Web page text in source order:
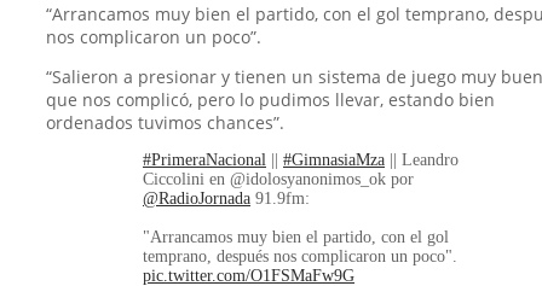
“Arrancamos muy bien el partido, con el gol temprano,
nos complicaron un poco”.
“Salieron a presionar y tienen un sistema de juego muy
que nos complicó, pero lo pudimos llevar, estando bien
ordenados tuvimos chances”.
#PrimeraNacional || #GimnasiaMza || Leandro
Ciccolini en @idolosyanonimos_ok por
@RadioJornada 91.9fm:
"Arrancamos muy bien el partido, con el gol
temprano, después nos complicaron un poco".
pic.twitter.com/O1FSMaFw9G